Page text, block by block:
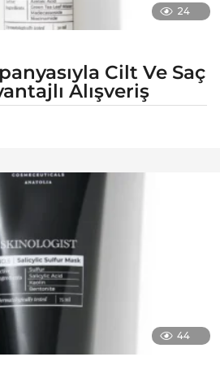
24
Cilt Ve Saç
Alışveriş
44